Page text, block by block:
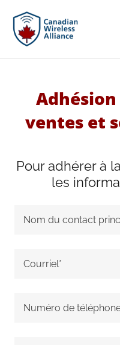
ventes et
Pour adhérer à
les
Nom du contact
Courriel*
Numéro de